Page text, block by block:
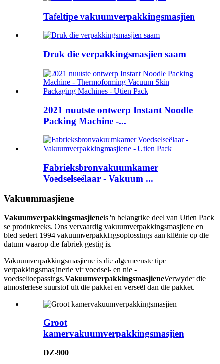
Tafeltipe vakuumverpakkingsmasjien
Druk die verpakkingsmasjien saam
2021 nuutste ontwerp Instant Noodle
Packing Machine -...
Fabrieksbronvakuumkamer
Voedselseëlaar - Vakuum ...
Vakuummasjiene
Vakuumverpakkingsmasjieneis 'n belangrike deel van Utien Pack
se produkreeks. Ons vervaardig vakuumverpakkingsmasjiene en
bied sedert 1994 vakuumverpakkingsoplossings aan kliënte op die
datum waarop die fabriek gestig is.
Vakuumverpakkingsmasjiene is die algemeenste tipe
verpakkingsmasjinerie vir voedsel- en nie -
voedseltoepassings.VakuumverpakkingsmasjieneVerwyder die
atmosferiese suurstof uit die pakket en verseël dan die pakket.
Groot
kamervakuumverpakkingsmasjien
DZ-900